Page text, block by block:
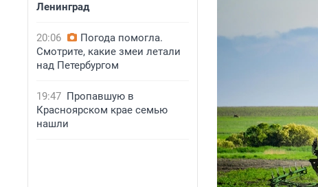
Ленинград
20:06
Погода помогла.
Смотрите, какие змеи летали
над Петербургом
19:47 Пропавшую в
Красноярском крае семью
нашли